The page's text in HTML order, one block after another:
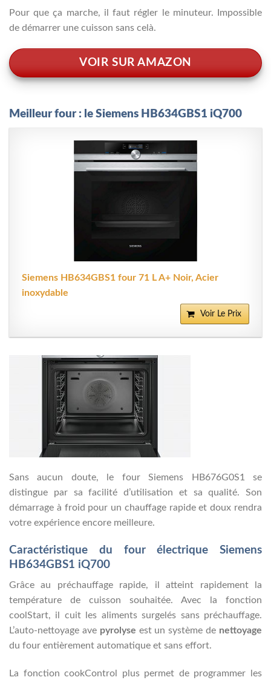
Pour que ça marche, il faut régler le minuteur. Impossible
de démarrer une cuisson sans celà.
VOIR SUR AMAZON
Meilleur four : le Siemens HB634GBS1 iQ700
Siemens HB634GBS1 four 71 L A+ Noir, Acier
inoxydable
Voir Le Prix
Sans aucun doute, le four Siemens HB676G0S1 se
distingue par sa facilité d’utilisation et sa qualité. Son
démarrage à froid pour un chauffage rapide et doux rendra
votre expérience encore meilleure.
Caractéristique du four électrique Siemens
HB634GBS1 iQ700
Grâce au préchauffage rapide, il atteint rapidement la
température de cuisson souhaitée. Avec la fonction
coolStart, il cuit les aliments surgelés sans préchauffage.
L’auto-nettoyage ave pyrolyse est un système de nettoyage
du four entièrement automatique et sans effort.
La fonction cookControl plus permet de programmer les